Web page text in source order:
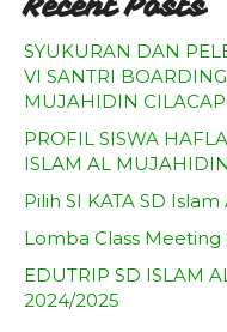
Pengumuman
Video
SYUKURAN DAN
VI SANTRI
MUJAHIDIN CILACAP
PROFIL SISWA
ISLAM AL
Pilih SI KATA SD
Lomba Class Meeting
EDUTRIP SD ISLAM
2024/2025